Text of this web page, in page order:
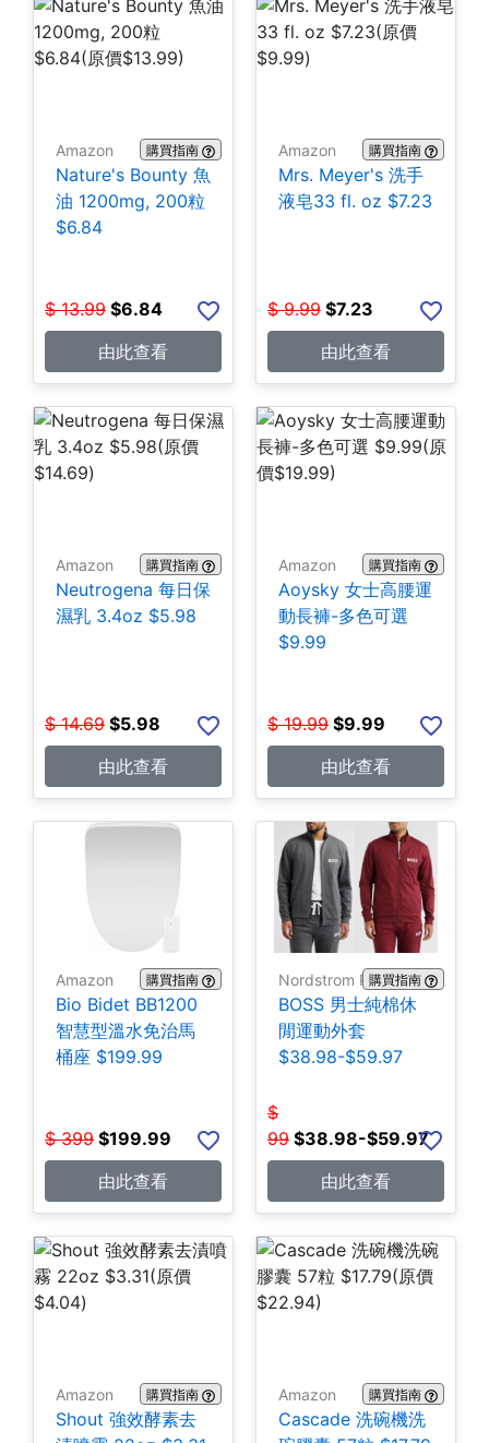
Amazon 購買指南
Nature's Bounty 魚
油 1200mg, 200粒
$6.84
$ 13.99 $6.84
由此查看
Amazon 購買指南
Mrs. Meyer's 洗手
液皂33 fl. oz $7.23
$ 9.99 $7.23
由此查看
Amazon 購買指南
Neutrogena 每日保
濕乳 3.4oz $5.98
$ 14.69 $5.98
由此查看
Amazon 購買指南
Aoysky 女士高腰運
動長褲-多色可選
$9.99
$ 19.99 $9.99
由此查看
Amazon 購買指南
Bio Bidet BB1200
智慧型溫水免治馬
桶座 $199.99
$ 399 $199.99
由此查看
Nordstrom Rack購買指南
BOSS 男士純棉休
閒運動外套
$38.98-$59.97
$
99 $38.98-$59.97
由此查看
Amazon 購買指南
Shout 強效酵素去
Amazon 購買指南
Cascade 洗碗機洗